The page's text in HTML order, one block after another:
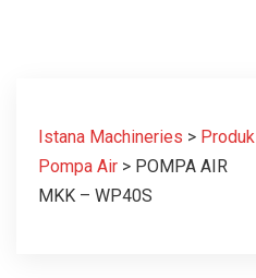
Istana Machineries > Produk
Pompa Air > POMPA AIR
MKK – WP40S